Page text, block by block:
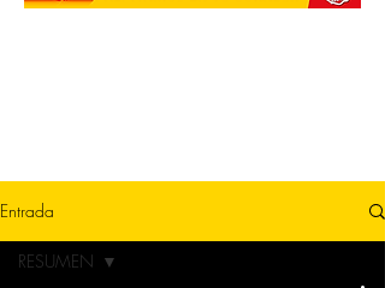
Entrada
RESUMEN